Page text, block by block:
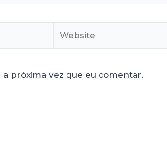
próxima vez que eu comentar.